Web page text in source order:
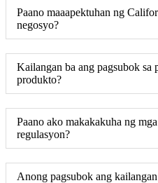
Paano maaapektuhan ng
negosyo?
Kailangan ba ang pagsubok sa
produkto?
Paano ako makakakuha ng
regulasyon?
Anong pagsubok ang